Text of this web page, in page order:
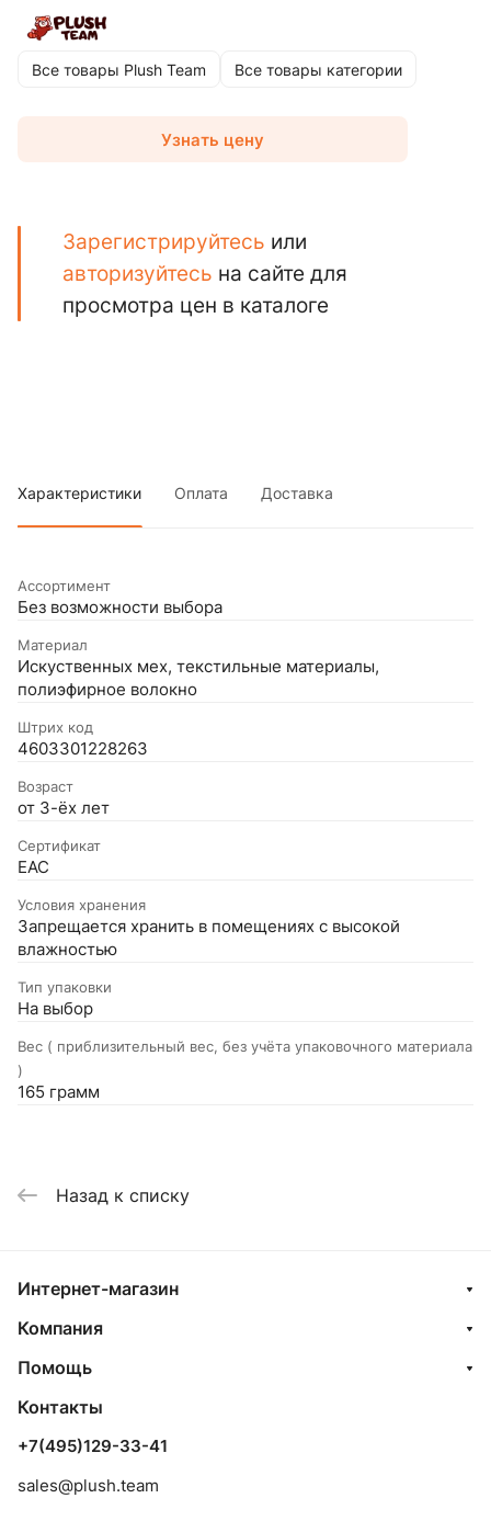
Все товары Plush Team Все товары категории
Узнать цену
Зарегистрируйтесь или
авторизуйтесь на сайте для
просмотра цен в каталоге
Характеристики Оплата Доставка
Ассортимент
Без возможности выбора
Материал
Искуственных мех, текстильные материалы,
полиэфирное волокно
Штрих код
4603301228263
Возраст
от 3-ёх лет
Сертификат
EAC
Условия хранения
Запрещается хранить в помещениях с высокой
влажностью
Тип упаковки
На выбор
Вес ( приблизительный вес, без учёта упаковочного материала
)
165 грамм
Назад к списку
Интернет-магазин
Компания
Помощь
Контакты
+7(495)129-33-41
sales@plush.team